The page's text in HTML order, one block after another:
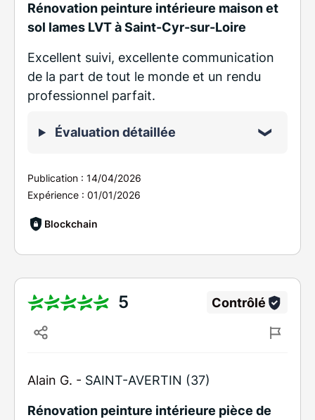
Rénovation peinture intérieure maison et
sol lames LVT à Saint-Cyr-sur-Loire
Excellent suivi, excellente communication
de la part de tout le monde et un rendu
professionnel parfait.
Évaluation détaillée
Publication : 14/04/2026
Expérience : 01/01/2026
Blockchain
5 Contrôlé
Alain G. - SAINT-AVERTIN (37)
Rénovation peinture intérieure pièce de